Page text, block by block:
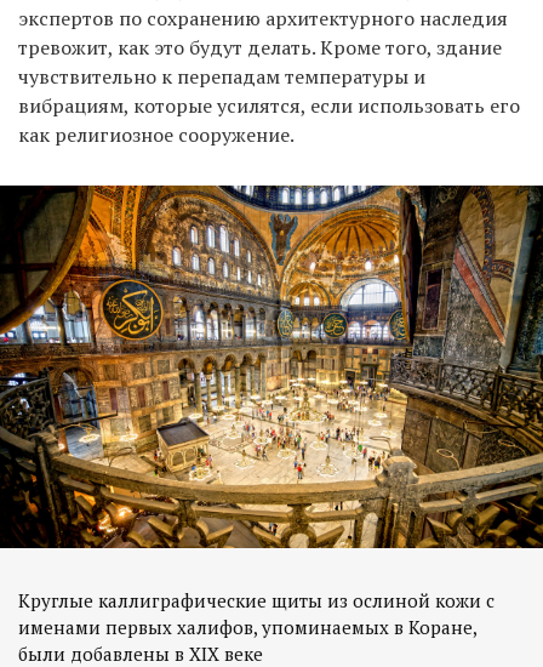
экспертов по сохранению архитектурного наследия
тревожит, как это будут делать. Кроме того, здание
чувствительно к перепадам температуры и
вибрациям, которые усилятся, если использовать его
как религиозное сооружение.
Круглые каллиграфические щиты из ослиной кожи с
именами первых халифов, упоминаемых в Коране,
были добавлены в XIX веке